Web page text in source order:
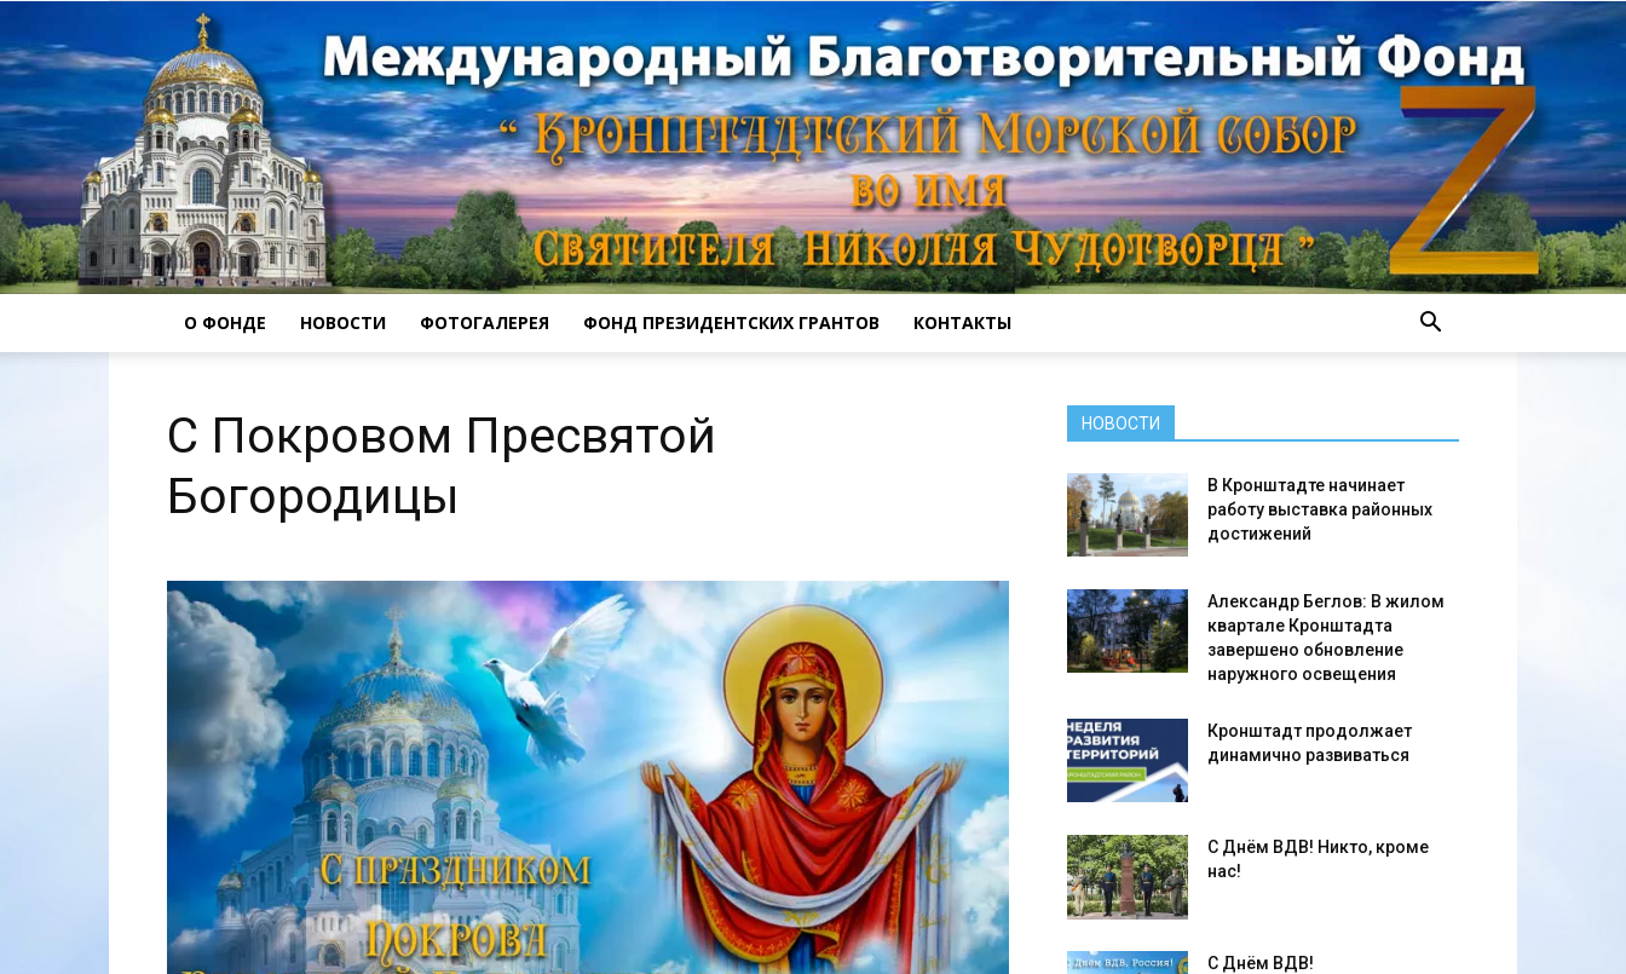
собор
О ФОНДЕ НОВОСТИ ФОТОГАЛЕРЕЯ ФОНД ПРЕЗИДЕНТСКИХ ГРАНТОВ КОНТАКТЫ
С Покровом Пресвятой
Богородицы
НОВОСТИ
В Кронштадте начинает
работу выставка районных
достижений
Александр Беглов: В жилом
квартале Кронштадта
завершено обновление
наружного освещения
Кронштадт продолжает
динамично развиваться
С Днём ВДВ! Никто, кроме
нас!
С Днём ВДВ!